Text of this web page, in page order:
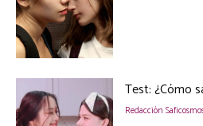
Test: ¿Cómo
Redacción